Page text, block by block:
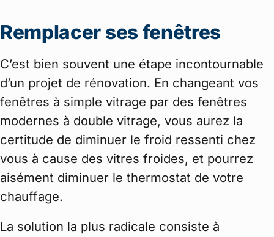
Remplacer ses fenêtres
C’est bien souvent une étape incontournable
d’un projet de rénovation. En changeant vos
fenêtres à simple vitrage par des fenêtres
modernes à double vitrage, vous aurez la
certitude de diminuer le froid ressenti chez
vous à cause des vitres froides, et pourrez
aisément diminuer le thermostat de votre
chauffage.
La solution la plus radicale consiste à